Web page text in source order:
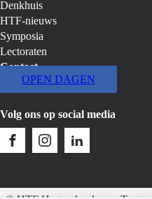
Denkhuis
HTF-nieuws
Symposia
Lectoraten
Contact
OPEN DAGEN
Volg ons op social media